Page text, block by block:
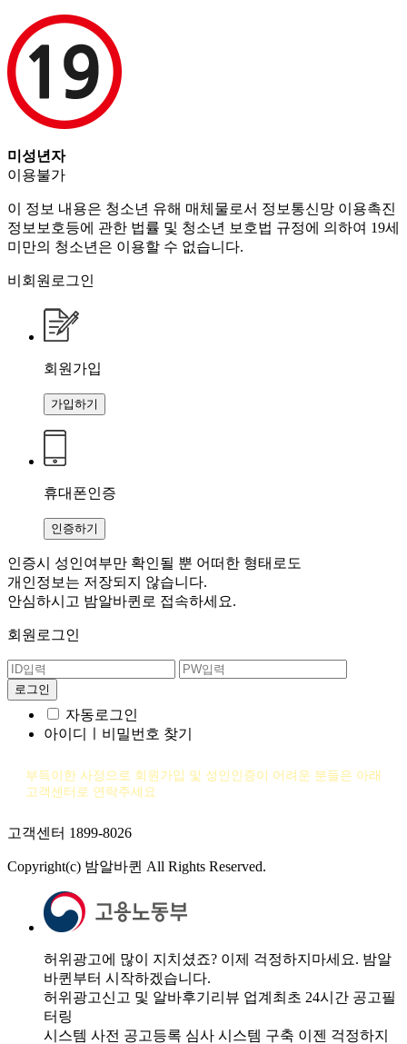
미성년자
이용불가
이 정보 내용은 청소년 유해 매체물로서 정보통신망 이용촉진
정보보호등에 관한 법률 및 청소년 보호법 규정에 의하여 19세
미만의 청소년은 이용할 수 없습니다.
비회원로그인
회원가입
가입하기
휴대폰인증
인증하기
인증시 성인여부만 확인될 뿐 어떠한 형태로도
개인정보는 저장되지 않습니다.
안심하시고 밤알바퀸로 접속하세요.
회원로그인
자동로그인
아이디ㅣ비밀번호 찾기
부득이한 사정으로 회원가입 및 성인인증이 어려운 분들은 아래
고객센터로 연락주세요
고객센터 1899-8026
Copyright(c) 밤알바퀸 All Rights Reserved.
허위광고에 많이 지치셨죠? 이제 걱정하지마세요. 밤알
바퀸부터 시작하겠습니다.
허위광고신고 및 알바후기리뷰 업계최초 24시간 공고필
터링
시스템 사전 공고등록 심사 시스템 구축 이젠 걱정하지